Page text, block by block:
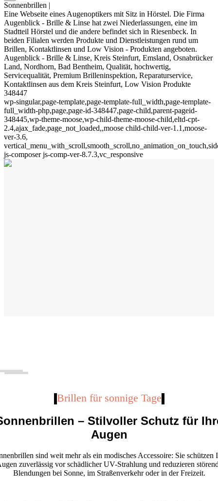
Sonnenbrillen |
Eine Webseite eines Augenoptikers mit Sitz in Hörstel. Die Firma
Augenblick - Brille & Linse hat zwei Niederlassungen, eine im
Stadtteil Hörstel und die andere befindet sich in Riesenbeck. In
beiden Filialen werden Produkte und Dienstleistungen rund um
Brillen, Kontaktlinsen und Low Vision - Produkten angeboten.
Augenblick - Brille & Linse, Kreis Steinfurt, Emsland, Osnabrücker
Land, Nordhorn, Bad Bentheim, Qualität, hochwertig,
Servicequalität, Premium Brilleninspektion, Reparaturservice,
Kontaktlinsen aus dem Kreis Steinfurt, Low Vision Produkte
348447
wp-singular,page-template,page-template-full_width,page-template-
full_width-php,page,page-id-348447,page-child,parent-pageid-
348445,wp-theme-moose,wp-child-theme-moose-child,eltd-cpt-
2.4,ajax_fade,page_not_loaded,,moose child-child-ver-1.1,moose-
ver-3.6,
js-composer js-comp-ver-8.7.3,vc_responsive
Brillen für sonnige Tage
– Stilvoller Schutz für
Augen
sind weit mehr als ein modisches Accessoire: Sie schützen
zuverlässig vor schädlicher UV-Strahlung und reduzieren
Blendungen bei Sonne, im Straßenverkehr oder in der Freizeit.